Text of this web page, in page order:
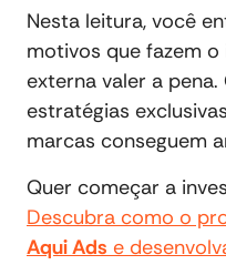
Nesta leitura, você
motivos que fazem
externa valer a
estratégias
marcas conseguem
Quer começar a
Descubra como o
Aqui Ads e